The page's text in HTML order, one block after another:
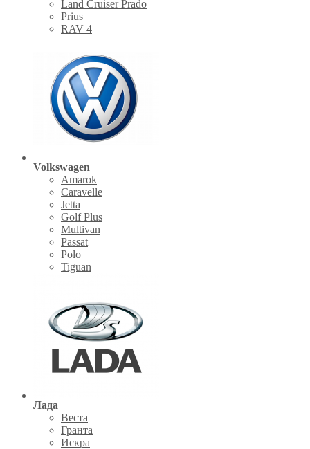
Land Cruiser Prado
Prius
RAV 4
Volkswagen
Amarok
Caravelle
Jetta
Golf Plus
Multivan
Passat
Polo
Tiguan
Лада
Веста
Гранта
Искра